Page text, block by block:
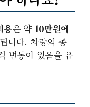
용은 약10만원에
니다. 차량의 종
변동이 있음을 유